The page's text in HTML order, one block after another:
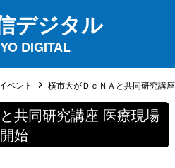
デジタル
DIGITAL
ベント 横市大がＤｅＮＡと共同研究講
共同研究講座 医療現場
始